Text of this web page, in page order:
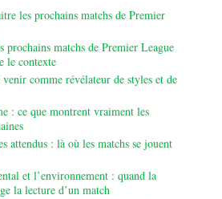
les prochains matchs de Premier
prochains matchs de Premier League
le contexte
venir comme révélateur de styles et de
: ce que montrent vraiment les
attendus : là où les matchs se jouent
et l’environnement : quand la
la lecture d’un match